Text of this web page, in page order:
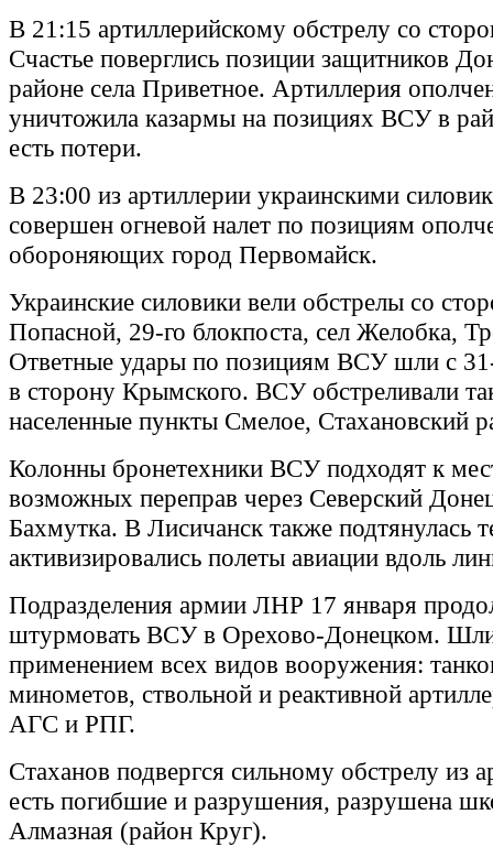
В 21:15 артиллерийскому обстрелу со
Счастье поверглись позиции защитников
районе села Приветное. Артиллерия
уничтожила казармы на позициях ВСУ в
есть потери.
В 23:00 из артиллерии украинскими
совершен огневой налет по позициям
обороняющих город Первомайск.
Украинские силовики вели обстрелы со
Попасной, 29-го блокпоста, сел Желобка,
Ответные удары по позициям ВСУ шли с
в сторону Крымского. ВСУ обстреливали
населенные пункты Смелое, Стахановский
Колонны бронетехники ВСУ подходят к
возможных переправ через Северский
Бахмутка. В Лисичанск также подтянулась
активизировались полеты авиации вдоль
Подразделения армии ЛНР 17 января
штурмовать ВСУ в Орехово-Донецком.
применением всех видов вооружения:
минометов, ствольной и реактивной
АГС и РПГ.
Стаханов подвергся сильному обстрелу из
есть погибшие и разрушения, разрушена
Алмазная (район Круг).